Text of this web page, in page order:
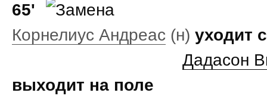
65'
Корнелиус Андреас (н) уходит
Дадасон
выходит на поле